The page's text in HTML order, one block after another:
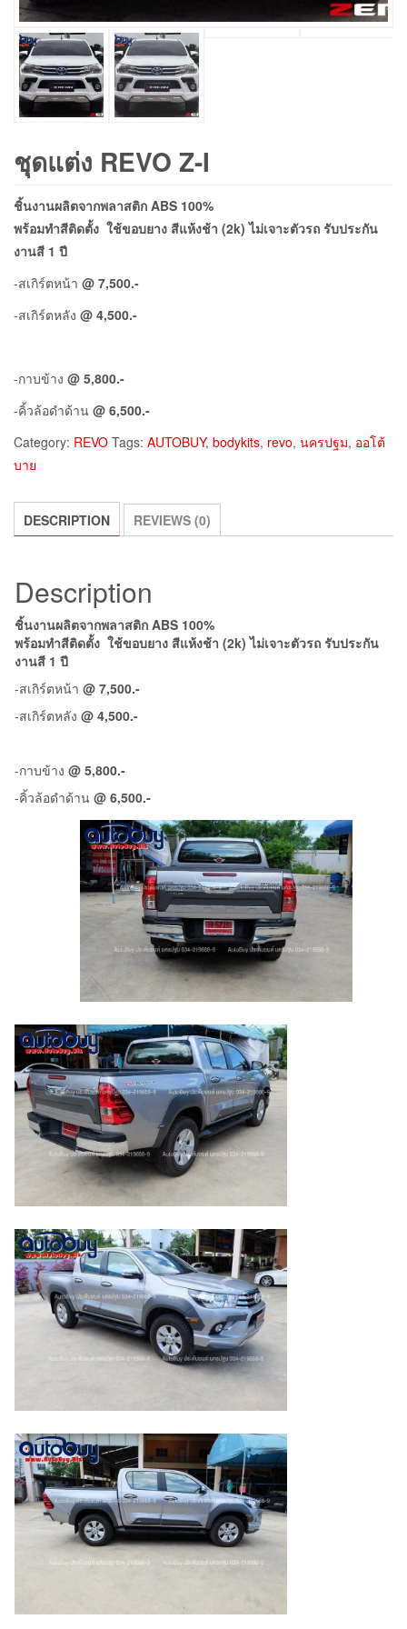
ชุดแต่ง REVO Z-I
ชิ้นงานผลิตจากพลาสติก ABS 100%
พร้อมทำสีติดตั้ง ใช้ขอบยาง สีแห้งช้า (2k) ไม่เจาะตัวรถ รับประกัน
งานสี 1 ปี
-สเกิร์ตหน้า @ 7,500.-
-สเกิร์ตหลัง @ 4,500.-
-กาบข้าง @ 5,800.-
-คิ้วล้อดำด้าน @ 6,500.-
Category: REVO Tags: AUTOBUY, bodykits, revo, นครปฐม, ออโต้
บาย
DESCRIPTION REVIEWS (0)
Description
ชิ้นงานผลิตจากพลาสติก ABS 100%
พร้อมทำสีติดตั้ง ใช้ขอบยาง สีแห้งช้า (2k) ไม่เจาะตัวรถ รับประกัน
งานสี 1 ปี
-สเกิร์ตหน้า @ 7,500.-
-สเกิร์ตหลัง @ 4,500.-
-กาบข้าง @ 5,800.-
-คิ้วล้อดำด้าน @ 6,500.-